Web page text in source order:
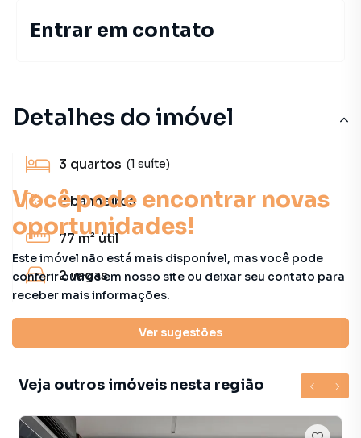
Você pode encontrar novas
oportunidades!
Este imóvel não está mais disponível, mas você pode
conferir outros em nosso site ou deixar seu contato para
receber mais informações.
Ver sugestões
Detalhes do imóvel
3 quartos (1 suíte)
2banheiros
77 m²útil
2vagas
Características principais
Veja outros imóveis nesta região
Entrar em contato